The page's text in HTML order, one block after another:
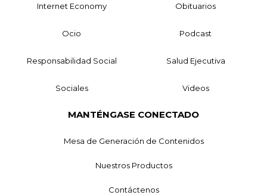
Internet Economy Obituarios
Ocio Podcast
Responsabilidad Social Salud Ejecutiva
Sociales Videos
MANTÉNGASE CONECTADO
Mesa de Generación de Contenidos
Nuestros Productos
Contáctenos